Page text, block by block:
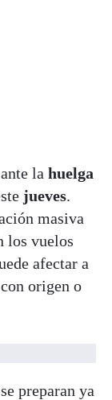
ante la huelga
jueves.
masiva
los vuelos
afectar a
origen o
se preparan ya